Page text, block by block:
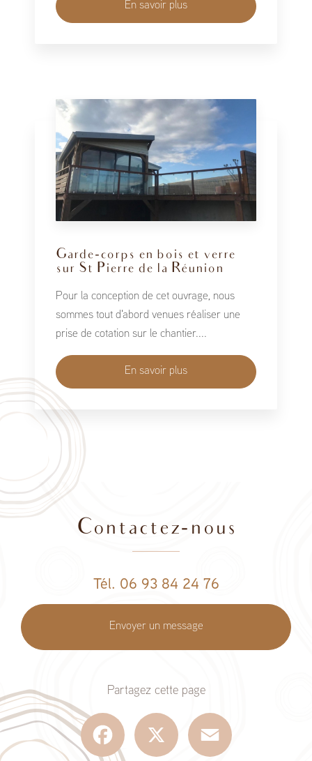
En savoir plus
Garde-corps en bois et verre
sur St Pierre de la Réunion
Pour la conception de cet ouvrage, nous
sommes tout d'abord venues réaliser une
prise de cotation sur le chantier....
En savoir plus
Contactez-nous
Tél. 06 93 84 24 76
Envoyer un message
Partagez cette page
Facebook